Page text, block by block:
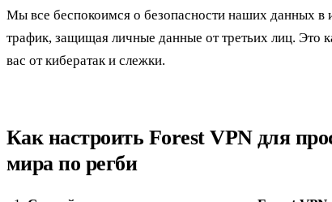
Мы все беспокоимся о безопасности наших данных в
трафик, защищая личные данные от третьих лиц. Это
вас от кибератак и слежки.
Как настроить Forest VPN для
мира по регби